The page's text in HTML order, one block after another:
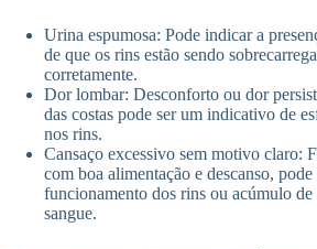
Urina espumosa: Pode indicar a
de que os rins estão sendo
corretamente.
Dor lombar: Desconforto ou dor
das costas pode ser um indicativo de
nos rins.
Cansaço excessivo sem motivo claro:
com boa alimentação e descanso,
funcionamento dos rins ou acúmulo
sangue.